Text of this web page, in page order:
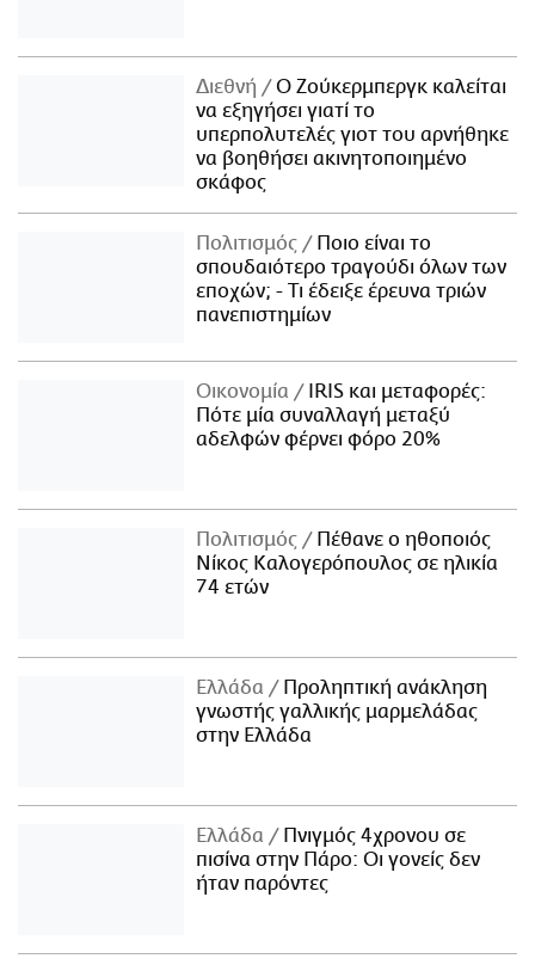
Διεθνή
Ο Ζούκερμπεργκ καλείται
να εξηγήσει γιατί το
υπερπολυτελές γιοτ του αρνήθηκε
να βοηθήσει ακινητοποιημένο
σκάφος
Πολιτισμός
Ποιο είναι το
σπουδαιότερο τραγούδι όλων των
εποχών; - Τι έδειξε έρευνα τριών
πανεπιστημίων
Οικονομία
IRIS και μεταφορές:
Πότε μία συναλλαγή μεταξύ
αδελφών φέρνει φόρο 20%
Πολιτισμός
Πέθανε ο ηθοποιός
Νίκος Καλογερόπουλος σε ηλικία
74 ετών
Ελλάδα
Προληπτική ανάκληση
γνωστής γαλλικής μαρμελάδας
στην Ελλάδα
Ελλάδα
Πνιγμός 4χρονου σε
πισίνα στην Πάρο: Οι γονείς δεν
ήταν παρόντες